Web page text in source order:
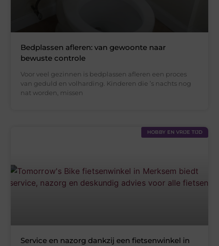
Bedplassen afleren: van gewoonte naar
bewuste controle
Voor veel gezinnen is bedplassen afleren een proces
van geduld en volharding. Kinderen die ’s nachts nog
nat worden, missen
HOBBY EN VRIJE TIJD
Service en nazorg dankzij een fietsenwinkel in